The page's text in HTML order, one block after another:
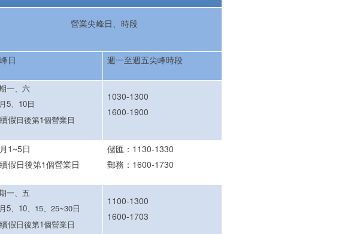
營業尖峰日、時段
日 週一至週五尖峰時段
一、 六
5、10日
假日後第1個營業日
1030-1300
1600-1900
1~5日
假日後第1個營業日
儲匯：1130-1330
郵務：1600-1730
一、五
5、10、15、25~30日
假日後第1個營業日
1100-1300
1600-1703